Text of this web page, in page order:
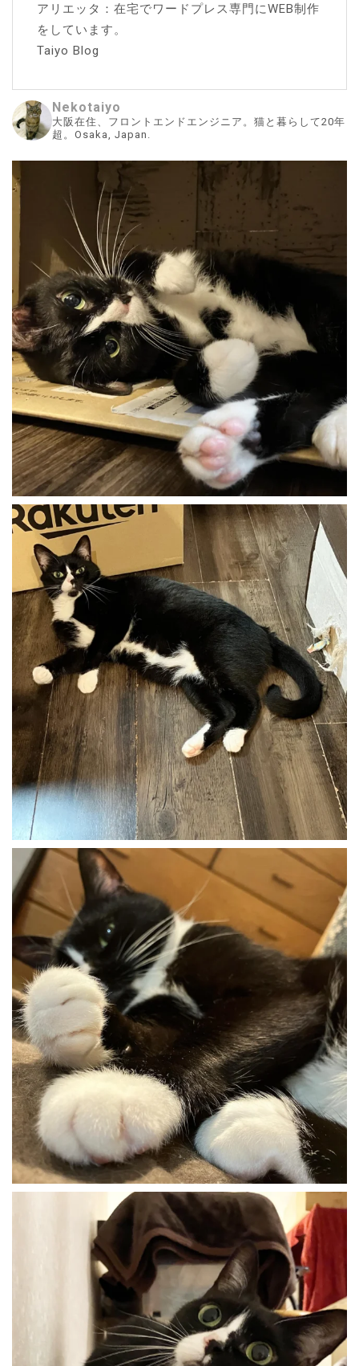
アリエッタ：在宅でワードプレス専門にWEB制作
をしています。
Taiyo Blog
Nekotaiyo
大阪在住、フロントエンドエンジニア。猫と暮らして20年
超。Osaka, Japan.